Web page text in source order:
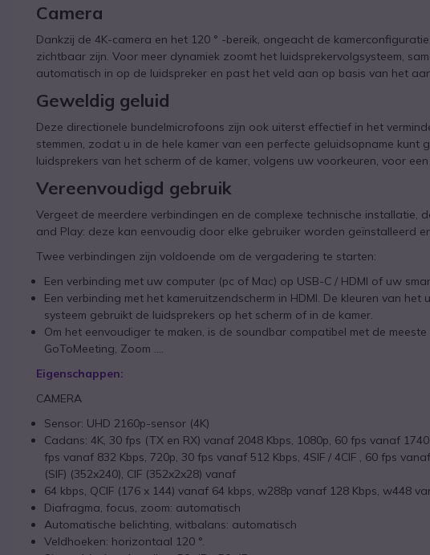
Camera
Dankzij de 4K-camera en het 120 ° -bereik, ongeacht de
zichtbaar zijn. Voor meer dynamiek zoomt het luidsprekervolgsysteem,
automatisch in op de luidspreker en past het veld aan op basis van het
Geweldig geluid
Deze directionele bundelmicrofoons zijn ook uiterst effectief in het
stemmen, zodat u in de hele kamer van een perfecte geluidsopname kunt
luidsprekers van het scherm of de kamer, volgens uw voorkeuren, voor
Vereenvoudigd gebruik
Vergeet de meerdere verbindingen en de complexe technische installatie,
and Play: deze kan eenvoudig door elke gebruiker worden geïnstalleerd
Twee verbindingen zijn voldoende om de vergadering te starten:
Een verbinding met uw computer (pc of Mac) op USB-C / HDMI of uw
Een verbinding met het kameruitzendscherm in HDMI. De kleuren van
systeem gebruikt de luidsprekers op het scherm of in de kamer.
Om het eenvoudiger te maken, is de soundbar compatibel met de
GoToMeeting, Zoom ....
Eigenschappen:
CAMERA
Sensor: UHD 2160p-sensor (4K)
Cadans: 4K, 30 fps (TX en RX) vanaf 2048 Kbps, 1080p, 60 fps vanaf
fps vanaf 832 Kbps, 720p, 30 fps vanaf 512 Kbps, 4SIF / 4CIF , 60 fps
(SIF) (352x240), CIF (352x2x28) vanaf
64 kbps, QCIF (176 x 144) vanaf 64 kbps, w288p vanaf 128 Kbps, w448
Diafragma, focus, zoom: automatisch
Automatische belichting, witbalans: automatisch
Veldhoeken: horizontaal 120 °.